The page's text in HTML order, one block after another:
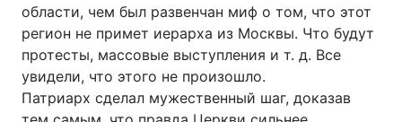
области, чем был развенчан миф о том, что этот
регион не примет иерарха из Москвы. Что будут
протесты, массовые выступления и т. д. Все
увидели, что этого не произошло.
Патриарх сделал мужественный шаг, доказав